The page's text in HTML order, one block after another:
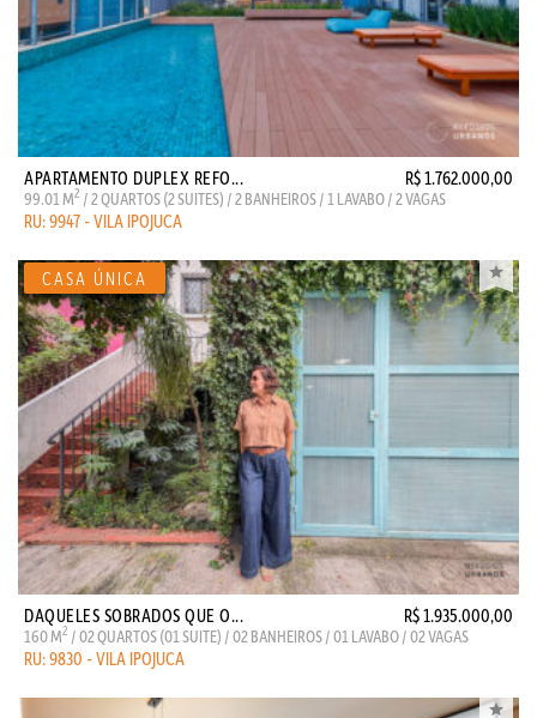
APARTAMENTO DUPLEX REFO... R$ 1.762.000,00
99.01 M2 / 2 QUARTOS (2 SUITES) / 2 BANHEIROS / 1 LAVABO / 2 VAGAS
RU: 9947 - VILA IPOJUCA
DAQUELES SOBRADOS QUE O... R$ 1.935.000,00
160 M2 / 02 QUARTOS (01 SUITE) / 02 BANHEIROS / 01 LAVABO / 02 VAGAS
RU: 9830 - VILA IPOJUCA